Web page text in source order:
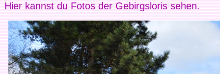
Hier kannst du Fotos der Gebirgsloris sehen.